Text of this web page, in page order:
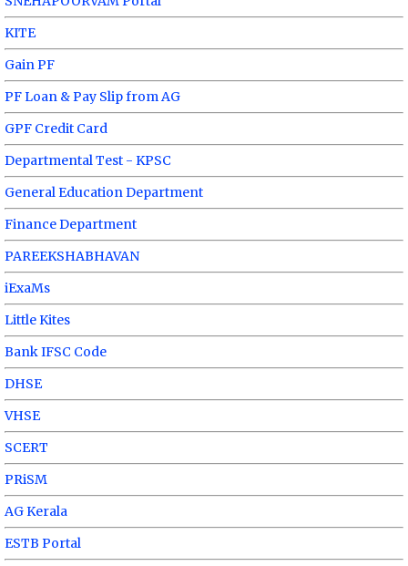
KITE
Gain PF
PF Loan & Pay Slip from AG
GPF Credit Card
Departmental Test - KPSC
General Education Department
Finance Department
PAREEKSHABHAVAN
iExaMs
Little Kites
Bank IFSC Code
DHSE
VHSE
SCERT
PRiSM
AG Kerala
ESTB Portal